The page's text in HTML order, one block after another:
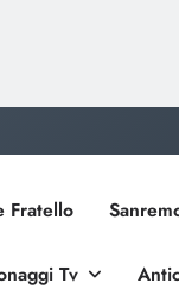
Fratello
Tv